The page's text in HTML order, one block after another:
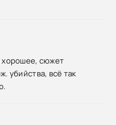
хорошее, сюжет
убийства, всё так